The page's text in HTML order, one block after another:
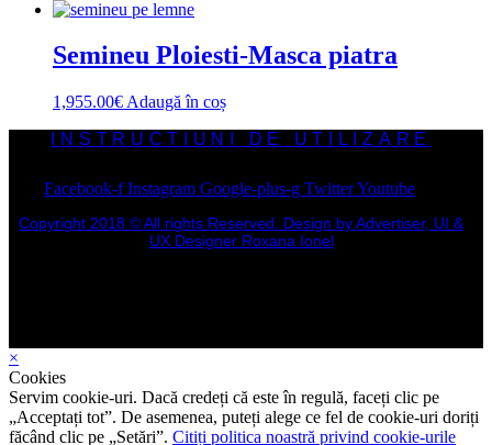
Semineu Ploiesti-Masca piatra
1,955.00€ Adaugă în coș
INSTRUCTIUNI DE UTILIZARE
Facebook-f Instagram Google-plus-g TwitterYoutube
Copyright 2018 © All rights Reserved. Design by Advertiser, UI &
UX Designer Roxana Ionel
×
Cookies
Servim cookie-uri. Dacă credeți că este în regulă, faceți clic pe
„Acceptați tot”. De asemenea, puteți alege ce fel de cookie-uri doriți
făcând clic pe „Setări”. Citiți politica noastră privind cookie-urile